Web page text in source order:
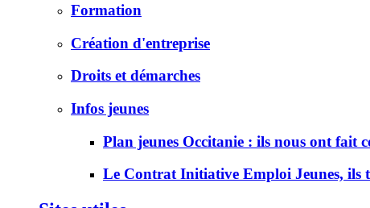
Formation
Création d'entreprise
Droits et démarches
Infos jeunes
Plan jeunes Occitanie : ils nous ont fait
Le Contrat Initiative Emploi Jeunes, ils